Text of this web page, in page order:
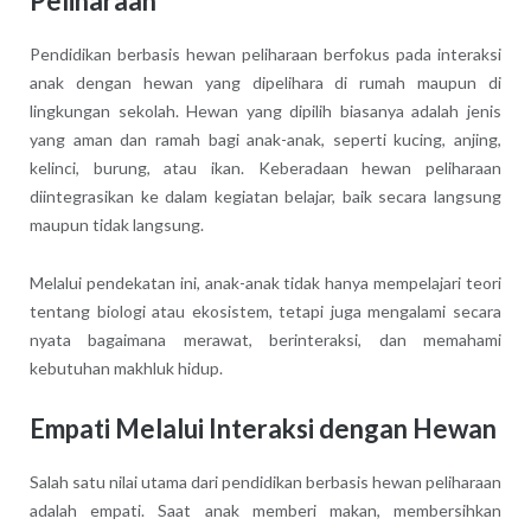
Pendidikan berbasis hewan peliharaan berfokus pada interaksi
anak dengan hewan yang dipelihara di rumah maupun di
lingkungan sekolah. Hewan yang dipilih biasanya adalah jenis
yang aman dan ramah bagi anak-anak, seperti kucing, anjing,
kelinci, burung, atau ikan. Keberadaan hewan peliharaan
diintegrasikan ke dalam kegiatan belajar, baik secara langsung
maupun tidak langsung.
Melalui pendekatan ini, anak-anak tidak hanya mempelajari teori
tentang biologi atau ekosistem, tetapi juga mengalami secara
nyata bagaimana merawat, berinteraksi, dan memahami
kebutuhan makhluk hidup.
Empati Melalui Interaksi dengan Hewan
Salah satu nilai utama dari pendidikan berbasis hewan peliharaan
adalah empati. Saat anak memberi makan, membersihkan